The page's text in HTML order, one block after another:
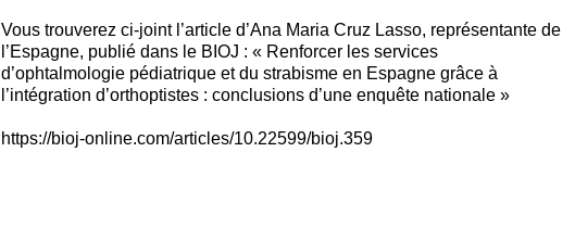
Vous trouverez ci-joint l’article d’Ana Maria Cruz Lasso, représentante de
l’Espagne, publié dans le BIOJ : « Renforcer les services
d’ophtalmologie pédiatrique et du strabisme en Espagne grâce à
l’intégration d’orthoptistes : conclusions d’une enquête nationale »
https://bioj-online.com/articles/10.22599/bioj.359